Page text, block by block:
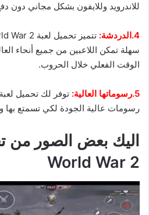
للاندرويد وللايفون بشكل مجاني دون
4.الدردشة :
سهلة تمكن اللاعبين من جميع أنحاء
الوقت الفعلي خلال الحروب.
5.رسوماتها العالية:
رسومات عالية الجودة لكي تسمتع بها
اليك بعض الصور من
World War 2